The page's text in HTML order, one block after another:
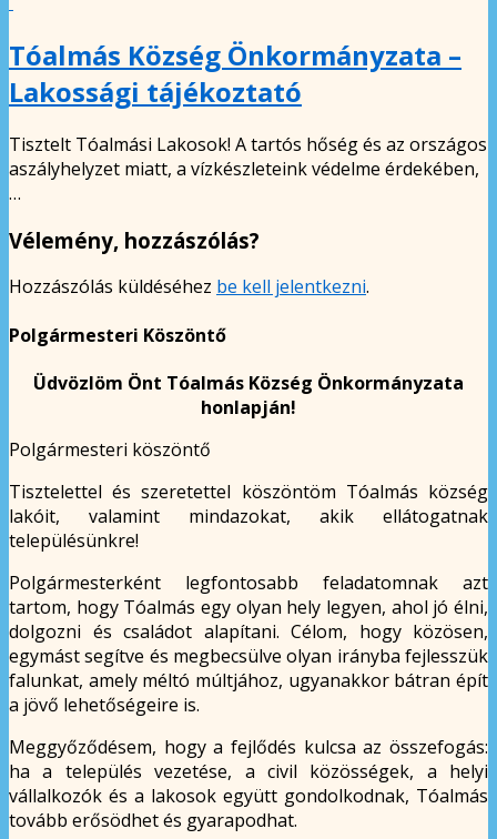
Tóalmás Község Önkormányzata –
Lakossági tájékoztató
Tisztelt Tóalmási Lakosok! A tartós hőség és az országos
aszályhelyzet miatt, a vízkészleteink védelme érdekében,
…
Vélemény, hozzászólás?
Hozzászólás küldéséhez be kell jelentkezni.
Polgármesteri Köszöntő
Üdvözlöm Önt Tóalmás Község Önkormányzata
honlapján!
Polgármesteri köszöntő
Tisztelettel és szeretettel köszöntöm Tóalmás község
lakóit, valamint mindazokat, akik ellátogatnak
településünkre!
Polgármesterként legfontosabb feladatomnak azt
tartom, hogy Tóalmás egy olyan hely legyen, ahol jó élni,
dolgozni és családot alapítani. Célom, hogy közösen,
egymást segítve és megbecsülve olyan irányba fejlesszük
falunkat, amely méltó múltjához, ugyanakkor bátran épít
a jövő lehetőségeire is.
Meggyőződésem, hogy a fejlődés kulcsa az összefogás:
ha a település vezetése, a civil közösségek, a helyi
vállalkozók és a lakosok együtt gondolkodnak, Tóalmás
tovább erősödhet és gyarapodhat.